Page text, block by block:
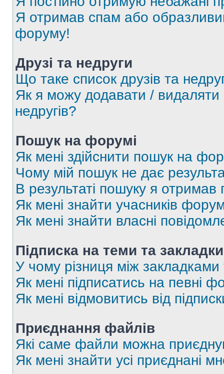
Я отримав спам або
форуму!
Друзі та недруги
Що таке список друзів та
Як я можу додавати / видаляти
недругів?
Пошук на форумі
Як мені здійснити пошук на
Чому мій пошук не дає
В результаті пошуку я отримав
Як мені знайти учасників
Як мені знайти власні
Підписка на теми та закладки
У чому різниця між закладками
Як мені підписатись на певні
Як мені відмовитись від
Приєднання файлів
Які саме файли можна
Як мені знайти усі приєднані